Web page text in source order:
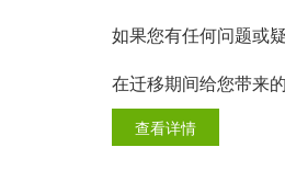
如果您有任何问题或
在迁移期间给您带来
查看详情